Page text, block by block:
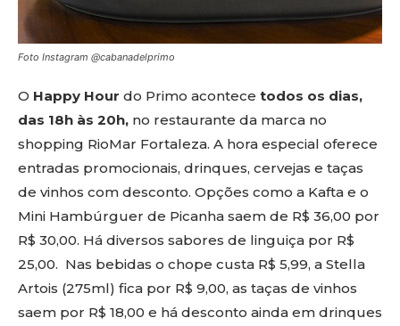
Foto Instagram @cabanadelprimo
O Happy Hour do Primo acontece todos os dias,
das 18h às 20h, no restaurante da marca no
shopping RioMar Fortaleza. A hora especial oferece
entradas promocionais, drinques, cervejas e taças
de vinhos com desconto. Opções como a Kafta e o
Mini Hambúrguer de Picanha saem de R$ 36,00 por
R$ 30,00. Há diversos sabores de linguiça por R$
25,00. Nas bebidas o chope custa R$ 5,99, a Stella
Artois (275ml) fica por R$ 9,00, as taças de vinhos
saem por R$ 18,00 e há desconto ainda em drinques